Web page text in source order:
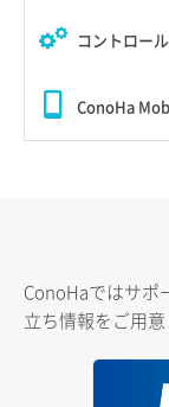
コントロー
ConoHa
ConoHaではサポ
立ち情報をご用